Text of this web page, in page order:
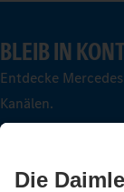
BLEIB IN
Entdecke
Kanälen.